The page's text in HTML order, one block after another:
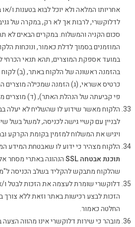
אחריותו המלאה ולא יוכל לבוא בטענות ו/
לדלוקשרי, לרבות אך לא רק, במקרה של
סכום הקניה והמשלוח. במקרים הבאים
המוזמנים בסמוך לדלת כאמור, ונוכחות
במועד אספקת המוצרים, תהא תנאי
בהזמנה ראשונה של הלקוח באתר, (ב)
פי קביעתה של הנהלת האתר), (ד) מוצרים
הלקוח מאשר שידוע לו שהשליח לא יעלה
לבניין עם קשיי גישה לכניסה, למשל בשל
ויגיש את המשלוח למזמין בקומת הקרקע
הלקוח מצהיר כי ידוע לו שאבטחת המידע
תוכנת אבטחה SSL
הנהוגה באתרי מסחר
שהלקוח מתבקש להקליד בשלב הכניסה
דלוקשרי שומרת לעצמה את הזכות לבטל
הזכות לבצע רכישות באתר וזאת ללא צורך
החלטה כאמור.
מובהר כי שירות דלוקשרי אינו מהווה